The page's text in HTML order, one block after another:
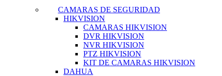
CAMARAS DE SEGURIDAD
HIKVISION
CAMARAS HIKVISION
DVR HIKVISION
NVR HIKVISION
PTZ HIKVISION
KIT DE CAMARAS HIKVISION
DAHUA